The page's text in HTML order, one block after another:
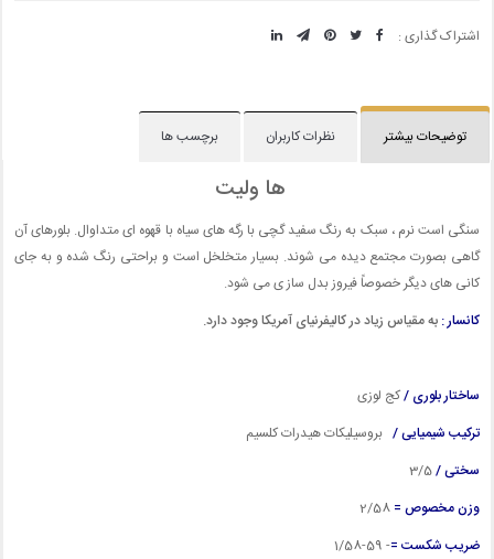
اشتراک گذاری :
توضیحات بیشتر نظرات کاربران برچسب ها
ها ولیت
سنگی است نرم ، سبک به رنگ سفید گچی با رگه های سیاه با قهوه ای متداوال. بلورهای آن
گاهی بصورت مجتمع دیده می شوند. بسیار متخلخل است و براحتی رنگ شده و به جای
کانی های دیگر خصوصاً فیروز بدل ساز ی می شود.
کانسار : به مقیاس زیاد در کالیفرنیای آمریکا وجود دارد.
ساختار بلوری /کج لوزی
ترکیب شیمیایی / بروسیلیکات هیدرات کلسیم
سختی /3/5
وزن مخصوص = /58
ضریب شکست =- 59-1/58